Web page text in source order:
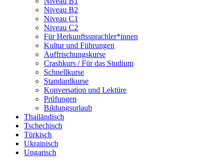
Niveau B2
Niveau C1
Niveau C2
Für Herkunftssprachler*innen
Kultur und Führungen
Auffrischungskurse
Crashkurs / Für das Studium
Schnellkurse
Standardkurse
Konversation und Lektüre
Prüfungen
Bildungsurlaub
Thailändisch
Tschechisch
Türkisch
Ukrainisch
Ungarisch